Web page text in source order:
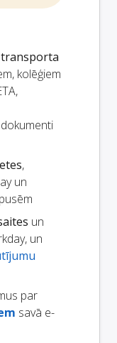
transporta
kolēģiem
,
un
un
un
par
savā e-